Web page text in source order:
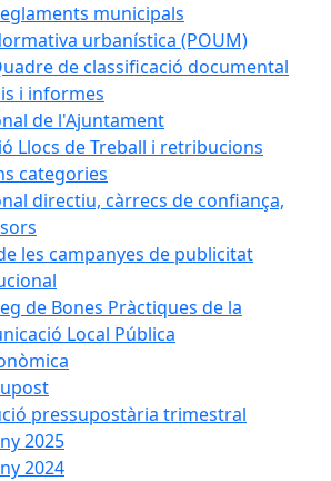
municipals
urbanística (POUM)
de classificació documental
i informes
de l'Ajuntament
Llocs de Treball i retribucions
categories
directiu, càrrecs de confiança,
les campanyes de publicitat
de Bones Pràctiques de la
Local Pública
pressupostària trimestral
2025
2024